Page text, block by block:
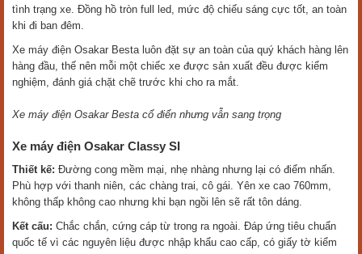
tình trạng xe. Đồng hồ tròn full led, mức độ chiếu sáng cực tốt, an toàn
khi đi ban đêm.
Xe máy điện Osakar Besta luôn đặt sự an toàn của quý khách hàng lên
hàng đầu, thế nên mỗi một chiếc xe được sản xuất đều được kiểm
nghiệm, đánh giá chặt chẽ trước khi cho ra mắt.
Xe máy điện Osakar Besta cổ điển nhưng vẫn sang trọng
Xe máy điện Osakar Classy SI
Thiết kế: Đường cong mềm mại, nhẹ nhàng nhưng lại có điểm nhấn.
Phù hợp với thanh niên, các chàng trai, cô gái. Yên xe cao 760mm,
không thấp không cao nhưng khi bạn ngồi lên sẽ rất tôn dáng.
Kết cấu: Chắc chắn, cứng cáp từ trong ra ngoài. Đáp ứng tiêu chuẩn
quốc tế vì các nguyên liệu được nhập khẩu cao cấp, có giấy tờ kiểm